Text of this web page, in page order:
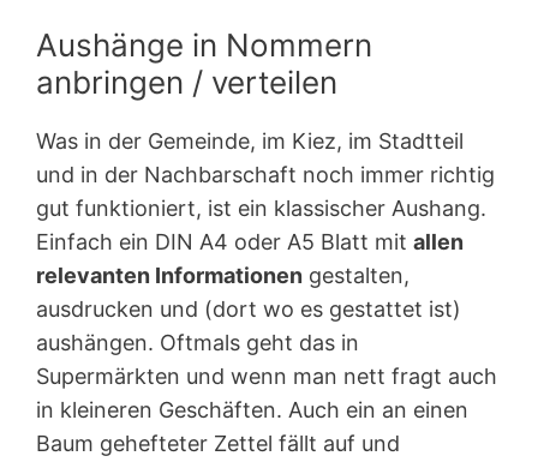
Aushänge in Nommern
anbringen / verteilen
Was in der Gemeinde, im Kiez, im Stadtteil
und in der Nachbarschaft noch immer richtig
gut funktioniert, ist ein klassischer Aushang.
Einfach ein DIN A4 oder A5 Blatt mit allen
relevanten Informationen gestalten,
ausdrucken und (dort wo es gestattet ist)
aushängen. Oftmals geht das in
Supermärkten und wenn man nett fragt auch
in kleineren Geschäften. Auch ein an einen
Baum gehefteter Zettel fällt auf und